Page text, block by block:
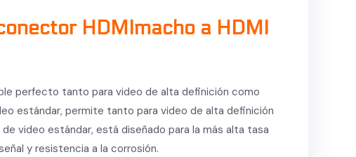
HDMImacho a HDMI
perfecto tanto para video de alta definición como
estándar, permite tanto para video de alta definición
video estándar, está diseñado para la más alta tasa
y resistencia a la corrosión.